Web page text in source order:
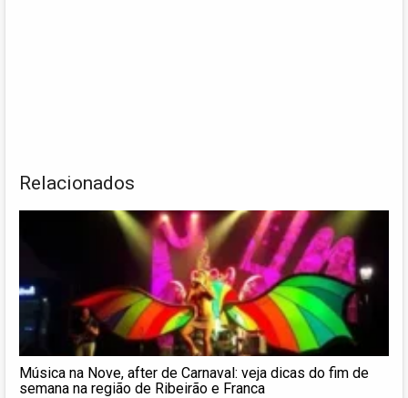
Relacionados
Música na Nove, after de Carnaval: veja dicas do fim de
semana na região de Ribeirão e Franca